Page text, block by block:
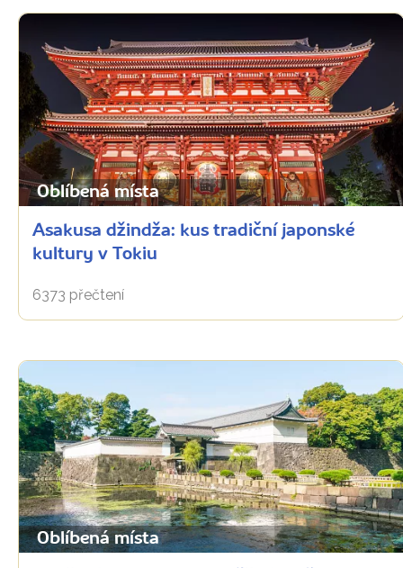
Oblíbená místa
Asakusa džindža: kus tradiční japonské
kultury v Tokiu
6373 přečtení
Oblíbená místa